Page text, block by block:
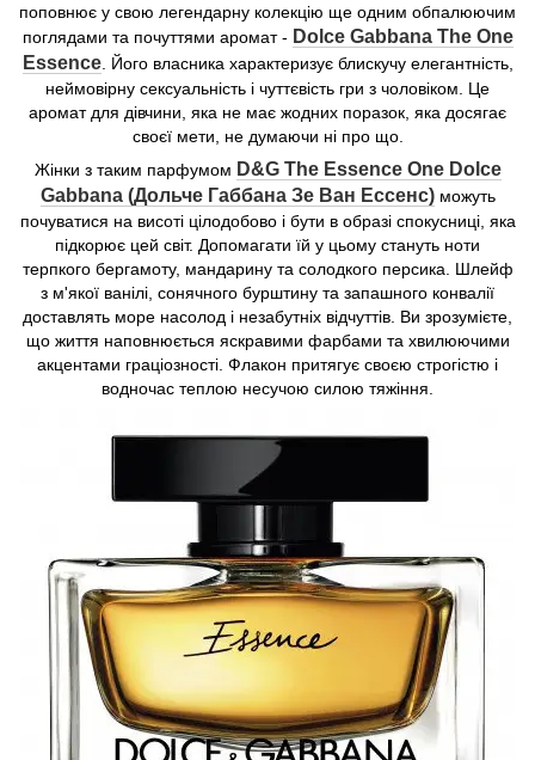
поповнює у свою легендарну колекцію ще одним обпалюючим
поглядами та почуттями аромат - Dolce Gabbana The One
Essence. Його власника характеризує блискучу елегантність,
неймовірну сексуальність і чуттєвість гри з чоловіком. Це
аромат для дівчини, яка не має жодних поразок, яка досягає
своєї мети, не думаючи ні про що.
Жінки з таким парфумом D&G The Essence One Dolce
Gabbana (Дольче Габбана Зе Ван Ессенс) можуть
почуватися на висоті цілодобово і бути в образі спокусниці, яка
підкорює цей світ. Допомагати їй у цьому стануть ноти
терпкого бергамоту, мандарину та солодкого персика. Шлейф
з м'якої ванілі, сонячного бурштину та запашного конвалії
доставлять море насолод і незабутніх відчуттів. Ви зрозумієте,
що життя наповнюється яскравими фарбами та хвилюючими
акцентами граціозності. Флакон притягує своєю строгістю і
водночас теплою несучою силою тяжіння.